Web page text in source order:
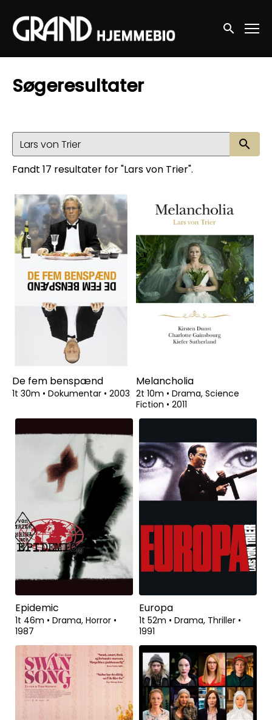
Accessibility Links
Søg nu
Søgeresultater
Fandt 17 resultater for "Lars von Trier".
De fem benspænd
1t 30m • Dokumentar • 2003
Melancholia
2t 10m • Drama, Science
Fiction • 2011
Epidemic
1t 46m • Drama, Horror •
1987
Europa
1t 52m • Drama, Thriller •
1991